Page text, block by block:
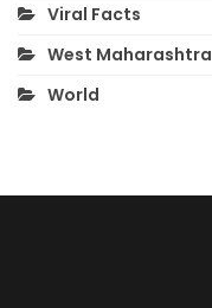
Viral Facts
West Maharashtra
World